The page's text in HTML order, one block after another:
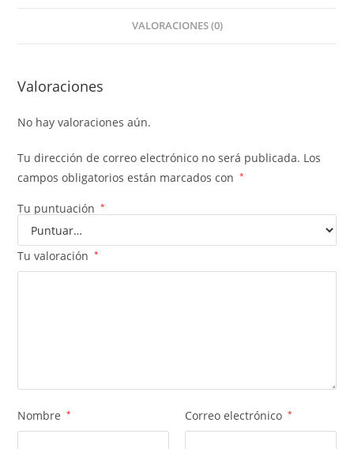
VALORACIONES (0)
Valoraciones
No hay valoraciones aún.
Tu dirección de correo electrónico no será publicada. Los
campos obligatorios están marcados con
*
Tu puntuación *
Tu valoración *
Nombre * Correo electrónico *